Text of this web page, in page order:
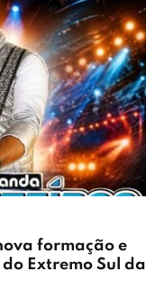
formação e
Extremo Sul da